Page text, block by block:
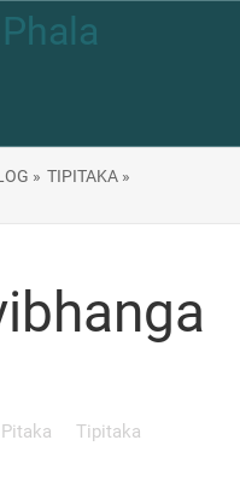
» TIPITAKA »
Tipitaka